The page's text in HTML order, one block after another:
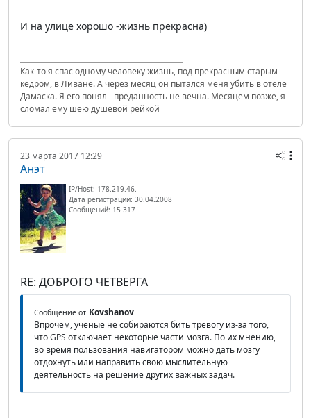
И на улице хорошо -жизнь прекрасна)
Как-то я спас одному человеку жизнь, под прекрасным старым
кедром, в Ливане. А через месяц он пытался меня убить в отеле
Дамаска. Я его понял - преданность не вечна. Месяцем позже, я
сломал ему шею душевой рейкой
23 марта 2017 12:29
Анэт
IP/Host: 178.219.46.---
Дата регистрации: 30.04.2008
Сообщений: 15 317
RE: ДОБРОГО ЧЕТВЕРГА
Сообщение от Kovshanov
Впрочем, ученые не собираются бить тревогу из-за того,
что GPS отключает некоторые части мозга. По их мнению,
во время пользования навигатором можно дать мозгу
отдохнуть или направить свою мыслительную
деятельность на решение других важных задач.